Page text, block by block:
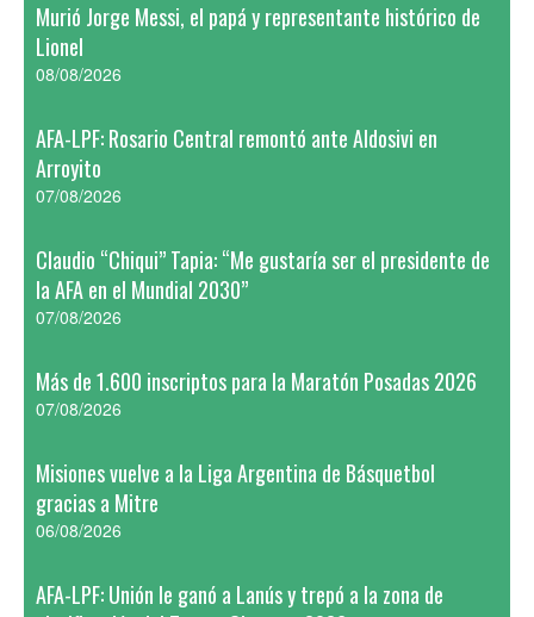
Murió Jorge Messi, el papá y representante histórico de
Lionel
08/08/2026
AFA-LPF: Rosario Central remontó ante Aldosivi en
Arroyito
07/08/2026
Claudio “Chiqui” Tapia: “Me gustaría ser el presidente de
la AFA en el Mundial 2030”
07/08/2026
Más de 1.600 inscriptos para la Maratón Posadas 2026
07/08/2026
Misiones vuelve a la Liga Argentina de Básquetbol
gracias a Mitre
06/08/2026
AFA-LPF: Unión le ganó a Lanús y trepó a la zona de